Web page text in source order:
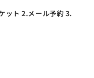
ット 2.メール予約 3.